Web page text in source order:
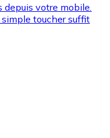
espèces et d'autres
depuis votre mobile.
simple toucher suffit